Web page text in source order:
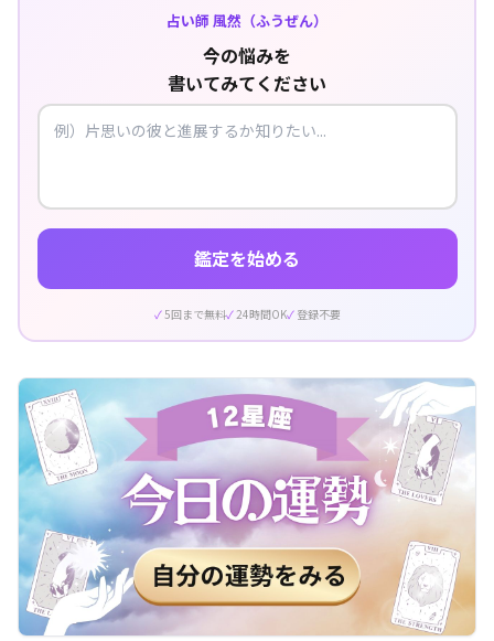
占い師 風然（ふうぜん）
今の悩みを
書いてみてください
鑑定を始める
5回まで無料 24時間OK 登録不要